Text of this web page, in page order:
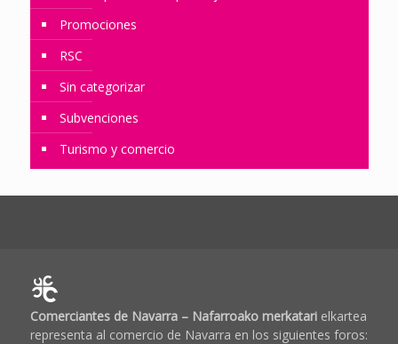
Promociones
RSC
Sin categorizar
Subvenciones
Turismo y comercio
Comerciantes de Navarra – Nafarroako merkatarielkartea
representa al comercio de Navarra en los siguientes foros: